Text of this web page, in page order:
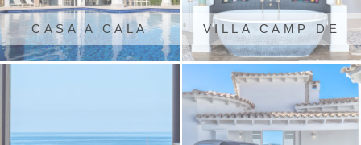
CASA A CALA
MURADA
VILLA CAMP DE
MAR